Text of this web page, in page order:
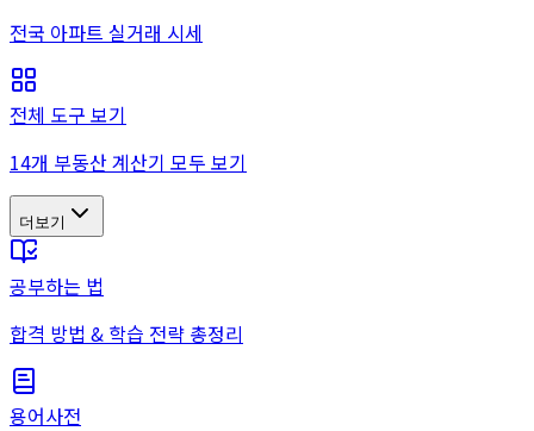
전국 아파트 실거래 시세
전체 도구 보기
14개 부동산 계산기 모두 보기
더보기
공부하는 법
합격 방법 & 학습 전략 총정리
용어사전